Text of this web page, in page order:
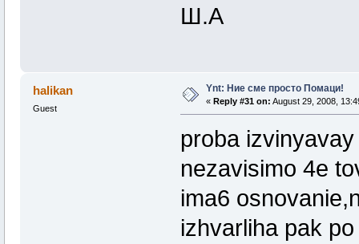
Ш.А
halikan
Guest
Ynt: Ние сме просто Помаци!
« Reply #31 on: August 29, 2008,
proba
nezavisimo 4e
ima6
izhvarliha pak